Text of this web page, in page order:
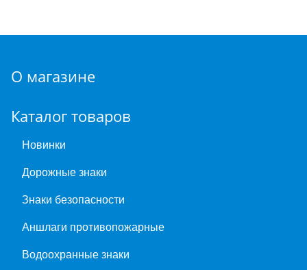
О магазине
Каталог товаров
Новинки
Дорожные знаки
Знаки безопасности
Аншлаги противопожарные
Водоохранные знаки